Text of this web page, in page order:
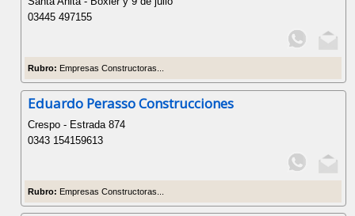
03445 497155
Rubro: Empresas Constructoras...
Eduardo Perasso Construcciones
Crespo - Estrada 874
0343 154159613
Rubro: Empresas Constructoras...